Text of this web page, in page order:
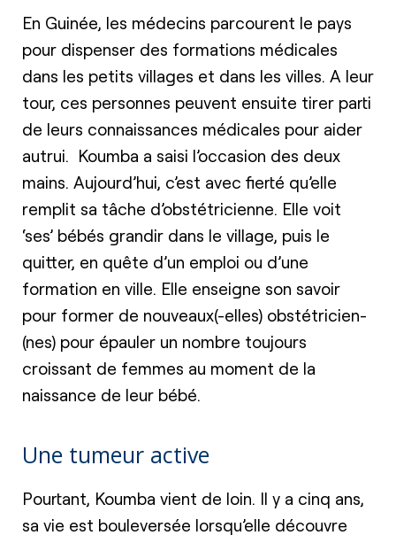
En Guinée, les médecins parcourent le pays
pour dispenser des formations médicales
dans les petits villages et dans les villes. A leur
tour, ces personnes peuvent ensuite tirer parti
de leurs connaissances médicales pour aider
autrui. Koumba a saisi l’occasion des deux
mains. Aujourd’hui, c’est avec fierté qu’elle
remplit sa tâche d’obstétricienne. Elle voit
‘ses’ bébés grandir dans le village, puis le
quitter, en quête d’un emploi ou d’une
formation en ville. Elle enseigne son savoir
pour former de nouveaux(-elles) obstétricien-
(nes) pour épauler un nombre toujours
croissant de femmes au moment de la
naissance de leur bébé.
Une tumeur active
Pourtant, Koumba vient de loin. Il y a cinq ans,
sa vie est bouleversée lorsqu’elle découvre